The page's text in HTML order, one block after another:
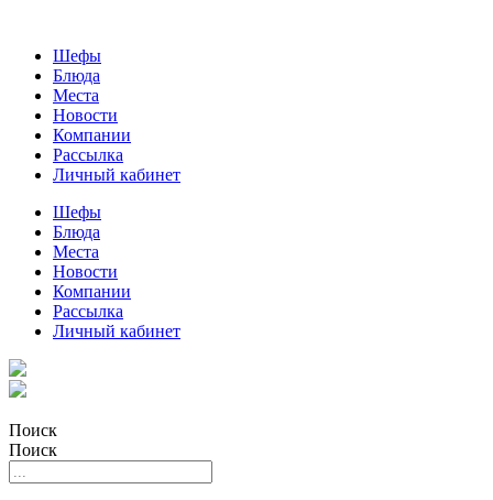
Шефы
Блюда
Места
Новости
Компании
Рассылка
Личный кабинет
Шефы
Блюда
Места
Новости
Компании
Рассылка
Личный кабинет
Поиск
Поиск